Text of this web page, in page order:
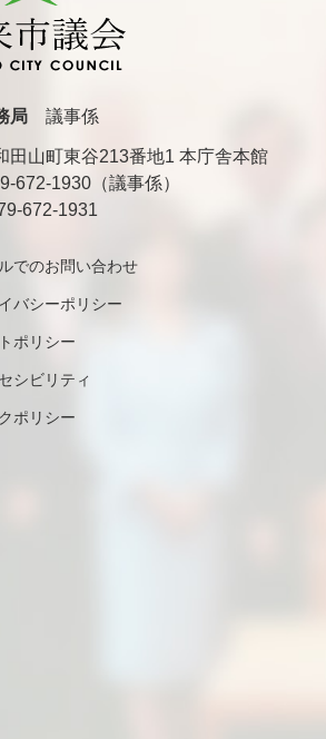
局 議事係
田山町東谷213番地1 本庁舎本館
672-1930（議事係）
672-1931
でのお問い合わせ
バシーポリシー
ポリシー
シビリティ
ポリシー